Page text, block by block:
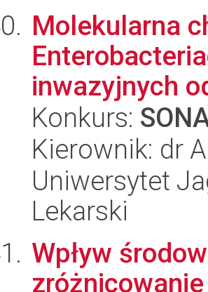
Molekularna
inwazyjnych
Konkurs:
Kierownik: dr
Uniwersytet
Lekarski
Wpływ